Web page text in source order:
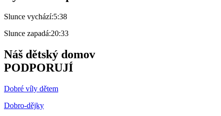
Slunce vychází:5:38
Slunce zapadá:20:33
Náš dětský domov
PODPORUJÍ
Dobré víly dětem
Dobro-dějky